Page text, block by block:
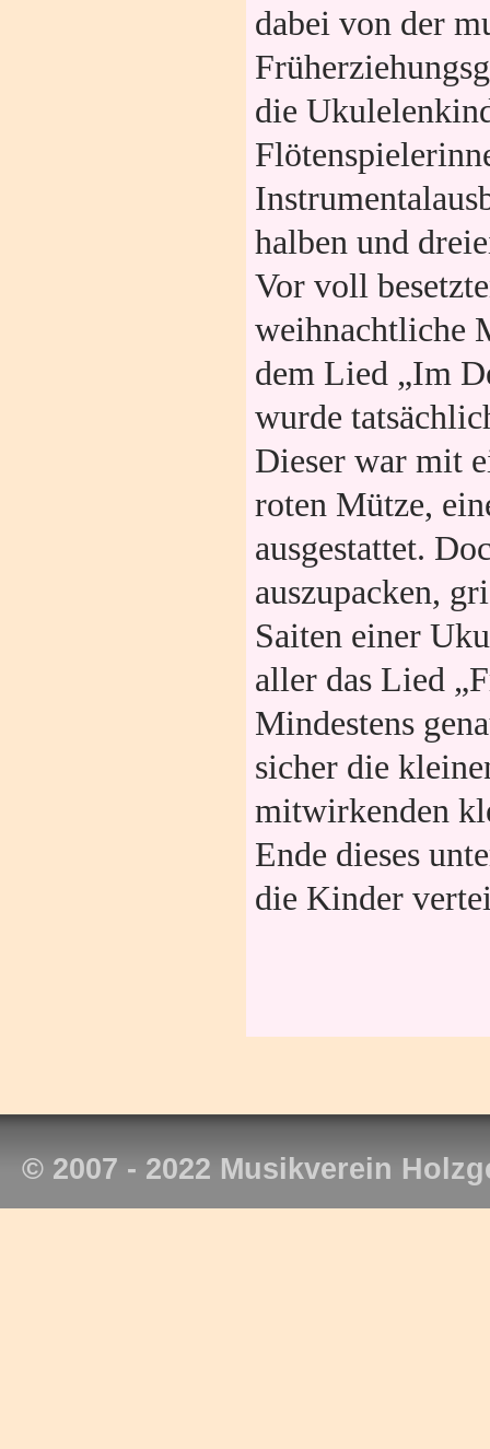
dabei von der
die
halben und
Vor voll
weihnachtliche
dem Lied „Im
wurde
Dieser war mit
roten Mütze,
ausgestattet.
auszupacken,
Saiten einer
aller das Lied
Mindestens
sicher die
mitwirkenden
Ende dieses
die Kinder
© 2007 - 2022 Musikverein